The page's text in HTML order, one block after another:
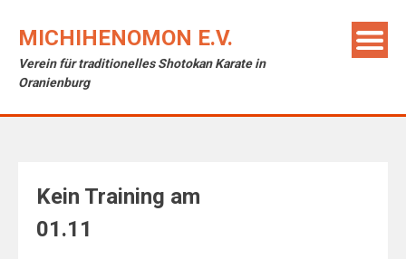
MICHIHENOMON E.V.
Verein für traditionelles Shotokan Karate in
Oranienburg
Kein Training am
01.11